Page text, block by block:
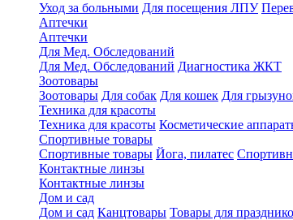
Уход за больными Для посещения ЛПУ
Аптечки
Аптечки
Для Мед. Обследований
Для Мед. Обследований Диагностика ЖКТ
Зоотовары
Зоотовары Для собак Для кошек Для
Техника для красоты
Техника для красоты Косметические
Спортивные товары
Спортивные товары Йога, пилатес
Контактные линзы
Контактные линзы
Дом и сад
Дом и сад Канцтовары Товары для